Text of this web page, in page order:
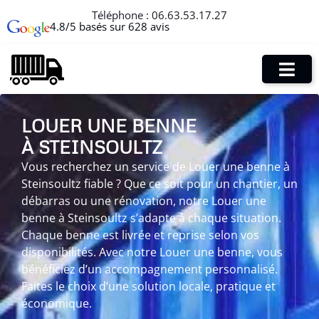
Téléphone : 06.63.53.17.27
4.8/5 basés sur 628 avis
LOUER UNE BENNE
À STEINSOULTZ
Vous recherchez un service de Louer une benne à
Steinsoultz fiable ? Que ce soit pour un chantier, un
débarras ou une rénovation, notre Louer une
benne à Steinsoultz s’adapte à chaque situation.
Chaque benne est livrée et reprise selon vos
disponibilités. Avec notre Louer une benne, vous
bénéficiez d’un accompagnement personnalisé.
Faites le choix d’une solution locale, pratique et
économique.